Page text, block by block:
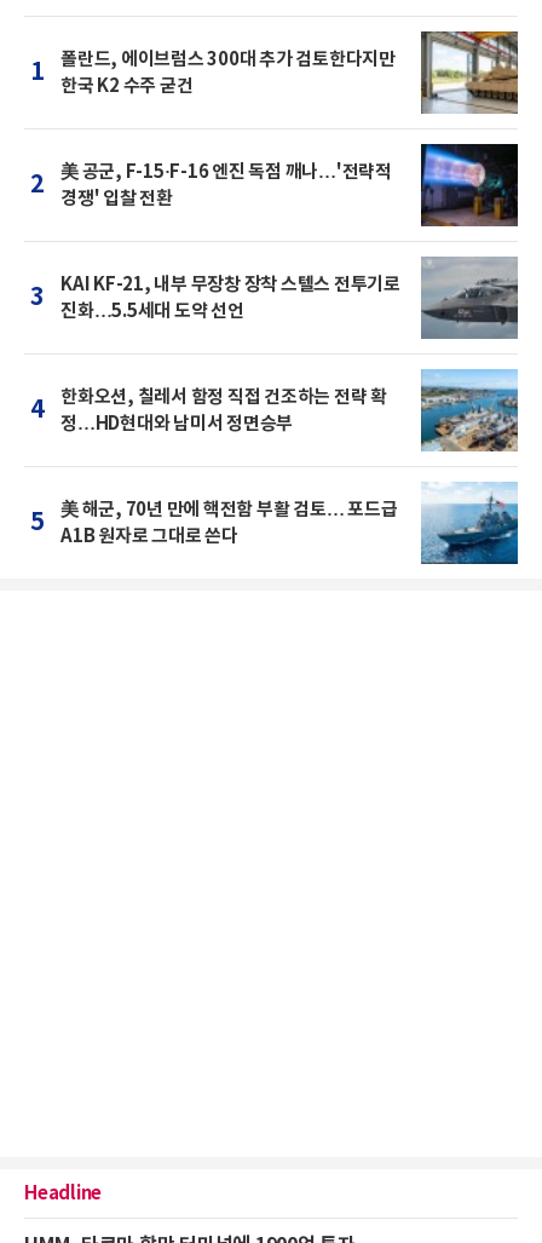
1
폴란드, 에이브럼스 300대 추가 검토한다지만
한국 K2 수주 굳건
2
美 공군, F-15·F-16 엔진 독점 깨나…'전략적
경쟁' 입찰 전환
3
KAI KF-21, 내부 무장창 장착 스텔스 전투기로
진화…5.5세대 도약 선언
4
한화오션, 칠레서 함정 직접 건조하는 전략 확
정…HD현대와 남미서 정면승부
5
美 해군, 70년 만에 핵전함 부활 검토… 포드급
A1B 원자로 그대로 쓴다
Headline